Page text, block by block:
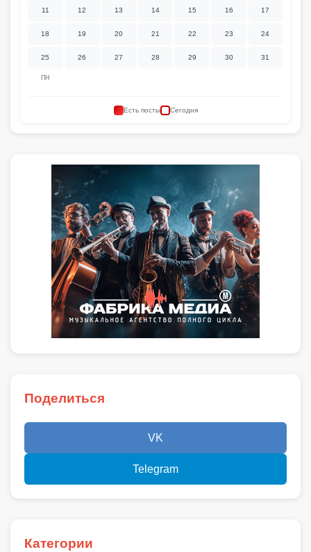
ПН
11 12 13 14 15 16 17
18 19 20 21 22 23 24
25 26 27 28 29 30 31
Есть посты Сегодня
Поделиться
VK
Telegram
Категории